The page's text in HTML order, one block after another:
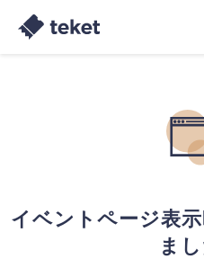
イベントページ表
まし